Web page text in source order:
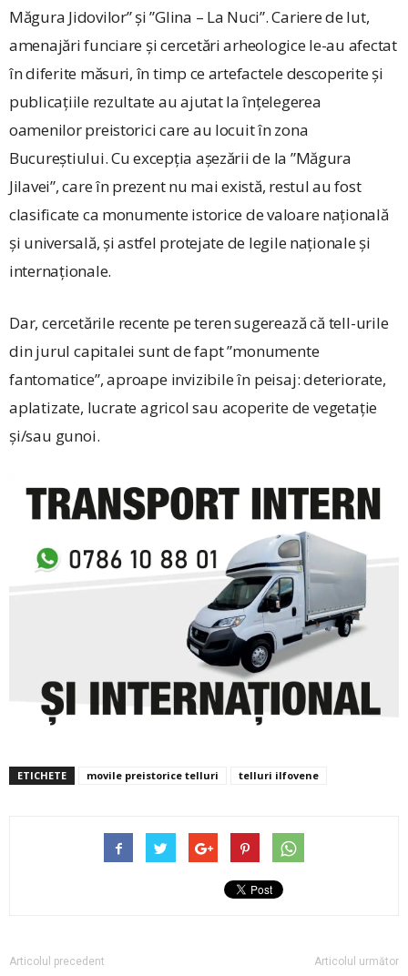
Măgura Jidovilor” și ”Glina – La Nuci”. Cariere de lut,
amenajări funciare și cercetări arheologice ­le-au afectat
în diferite măsuri, în timp ce artefactele descoperite și
publicațiile rezultate au ajutat la înțelegerea
oamenilor pre­is­torici care au locuit în zona
Bucureștiului. Cu excepția așezării de la ”Măgura
Jilavei”, care în prezent nu mai există, restul au fost
clasificate ca monumente istorice de valoare națională
și universală, și astfel protejate de legile naționale și
internaționale.
Dar, cercetările recente pe teren sugerează că tell-urile
din jurul capitalei sunt de fapt ”monumente
fantomatice”, aproape invizibile în peisaj: deteriorate,
aplatizate, lucrate agricol sau acoperite de vegetație
și/sau gunoi.
ETICHETE movile preistorice telluri telluri ilfovene
Articolul precedent Articolul următor